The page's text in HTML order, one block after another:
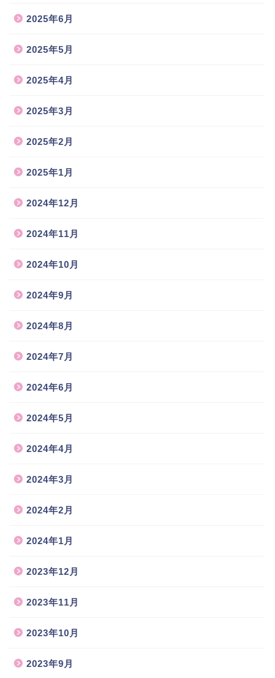
2025年6月
2025年5月
2025年4月
2025年3月
2025年2月
2025年1月
2024年12月
2024年11月
2024年10月
2024年9月
2024年8月
2024年7月
2024年6月
2024年5月
2024年4月
2024年3月
2024年2月
2024年1月
2023年12月
2023年11月
2023年10月
2023年9月